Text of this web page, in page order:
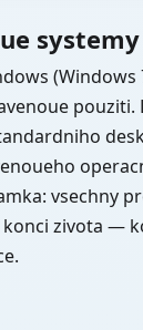
systemy
(Windows
pouziti.
vsechny
konci zivota —